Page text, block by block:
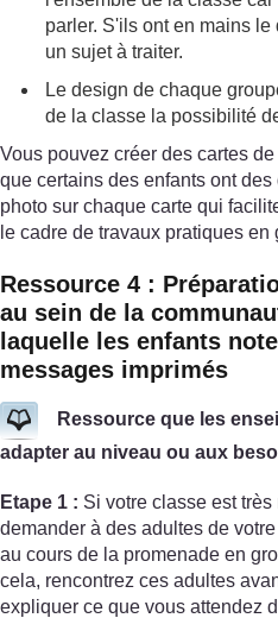
parler. S'ils ont en mains
un sujet à traiter.
Le design de chaque
de la classe la possibilité
Vous pouvez créer des cartes
que certains des enfants ont
photo sur chaque carte qui
le cadre de travaux pratiques
Ressource 4 :
au sein de la
laquelle les enfants
messages imprimés
Ressource que les
adapter au niveau ou aux
Etape 1 : Si votre classe est
demander à des adultes de
au cours de la promenade en
cela, rencontrez ces adultes
expliquer ce que vous attendez